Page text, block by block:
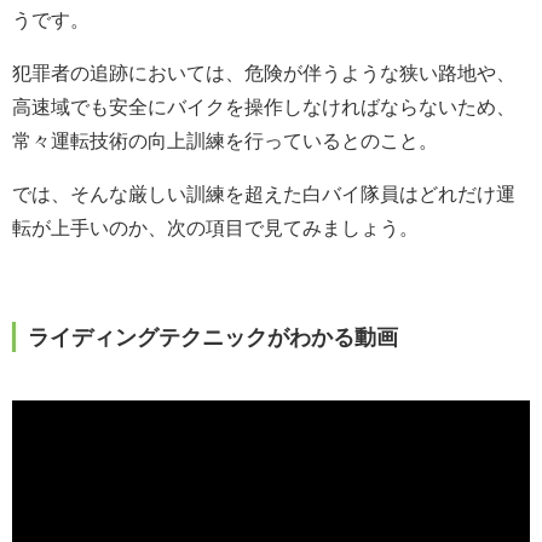
うです。
犯罪者の追跡においては、危険が伴うような狭い路地や、
高速域でも安全にバイクを操作しなければならないため、
常々運転技術の向上訓練を行っているとのこと。
では、そんな厳しい訓練を超えた白バイ隊員はどれだけ運
転が上手いのか、次の項目で見てみましょう。
ライディングテクニックがわかる動画